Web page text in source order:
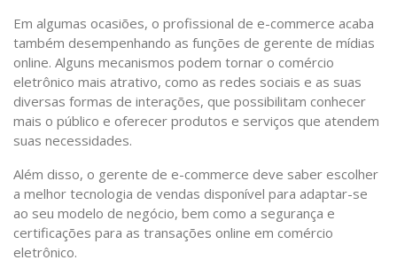
Em algumas ocasiões, o profissional de e-commerce acaba
também desempenhando as funções de gerente de mídias
online. Alguns mecanismos podem tornar o comércio
eletrônico mais atrativo, como as redes sociais e as suas
diversas formas de interações, que possibilitam conhecer
mais o público e oferecer produtos e serviços que atendem
suas necessidades.
Além disso, o gerente de e-commerce deve saber escolher
a melhor tecnologia de vendas disponível para adaptar-se
ao seu modelo de negócio, bem como a segurança e
certificações para as transações online em comércio
eletrônico.